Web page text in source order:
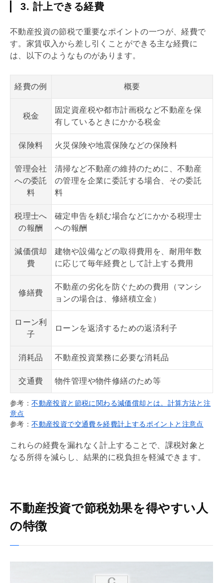
3. 計上できる経費
不動産投資の節税で重要なポイントの一つが、経費で
す。家賃収入から差し引くことができる主な経費に
は、以下のようなものがあります。
経費の例 概要
税金
固定資産税や都市計画税など不動産を保
有しているときにかかる税金
保険料 火災保険や地震保険などの保険料
管理会社
への委託
料
清掃など不動産の維持のために、不動産
の管理を企業に委託する場合、その委託
料
税理士へ
の報酬
確定申告を頼む場合などにかかる税理士
への報酬
減価償却
費
建物や設備などの取得費用を、耐用年数
に応じて毎年経費として計上する費用
修繕費
不動産の劣化を防ぐための費用（マンシ
ョンの場合は、修繕積立金）
ローン利
子
ローンを返済するための返済利子
消耗品 不動産投資業務に必要な消耗品
交通費 物件管理や物件修繕のため等
参考：不動産投資と節税に関わる減価償却とは。計算方法と注
意点
参考：不動産投資で交通費を経費計上するポイントと注意点
これらの経費を漏れなく計上することで、課税対象と
なる所得を減らし、結果的に税負担を軽減できます。
不動産投資で節税効果を得やすい人
の特徴